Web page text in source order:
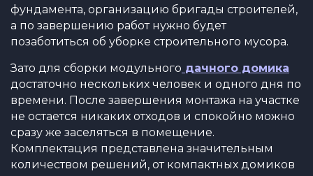
фундамента, организацию бригады строителей,
а по завершению работ нужно будет
позаботиться об уборке строительного мусора.
Зато для сборки модульного дачного домика
достаточно нескольких человек и одного дня по
времени. После завершения монтажа на участке
не остается никаких отходов и спокойно можно
сразу же заселяться в помещение.
Комплектация представлена значительным
количеством решений, от компактных домиков